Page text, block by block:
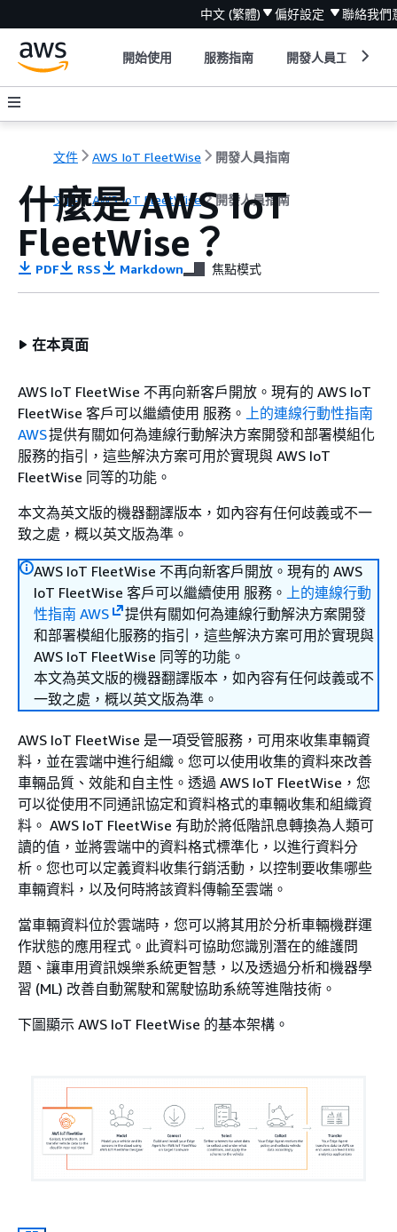
中文 (繁體) 偏好設定 聯絡我們
開始使用 服務指南 開發人員工具
文件 AWS IoT FleetWise 開發人員指南
文件 AWS IoT FleetWise 開發人員指南
什麼是 AWS IoT
FleetWise？
PDF RSS Markdown 焦點模式
在本頁面
AWS IoT FleetWise 不再向新客戶開放。現有的 AWS IoT
FleetWise 客戶可以繼續使用 服務。 上的連線行動性指南
AWS提供有關如何為連線行動解決方案開發和部署模組化
服務的指引，這些解決方案可用於實現與 AWS IoT
FleetWise 同等的功能。
本文為英文版的機器翻譯版本，如內容有任何歧義或不一
致之處，概以英文版為準。
AWS IoT FleetWise 不再向新客戶開放。現有的 AWS
IoT FleetWise 客戶可以繼續使用 服務。 上的連線行動
性指南 AWS
提供有關如何為連線行動解決方案開發
和部署模組化服務的指引，這些解決方案可用於實現與
AWS IoT FleetWise 同等的功能。
本文為英文版的機器翻譯版本，如內容有任何歧義或不
一致之處，概以英文版為準。
AWS IoT FleetWise 是一項受管服務，可用來收集車輛資
料，並在雲端中進行組織。您可以使用收集的資料來改善
車輛品質、效能和自主性。透過 AWS IoT FleetWise，您
可以從使用不同通訊協定和資料格式的車輛收集和組織資
料。 AWS IoT FleetWise 有助於將低階訊息轉換為人類可
讀的值，並將雲端中的資料格式標準化，以進行資料分
析。您也可以定義資料收集行銷活動，以控制要收集哪些
車輛資料，以及何時將該資料傳輸至雲端。
當車輛資料位於雲端時，您可以將其用於分析車輛機群運
作狀態的應用程式。此資料可協助您識別潛在的維護問
題、讓車用資訊娛樂系統更智慧，以及透過分析和機器學
習 (ML) 改善自動駕駛和駕駛協助系統等進階技術。
下圖顯示 AWS IoT FleetWise 的基本架構。